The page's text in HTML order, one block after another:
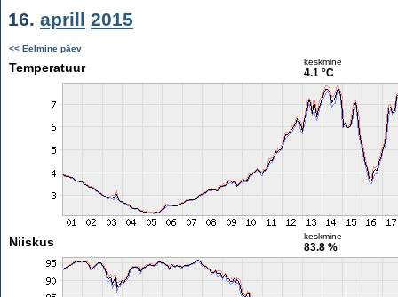
16. aprill 2015
<< Eelmine päev
Temperatuur keskmine
4.1 °C
Niiskus keskmine
83.8 %